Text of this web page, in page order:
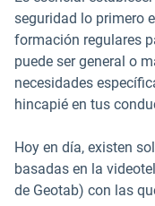
seguridad lo primero
formación regulares
puede ser general o
necesidades
hincapié en tus
Hoy en día, existen
basadas en la
de Geotab) con las